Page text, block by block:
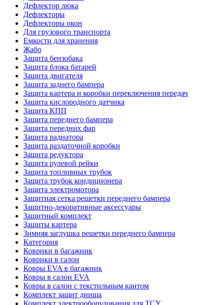
Дефлектор люка
Дефлекторы
Дефлекторы окон
Для грузового транспорта
Емкости для хранения
Жабо
Защита бензобака
Защита блока батарей
Защита двигателя
Защита заднего бампера
Защита картера и коробки переключения передач
Защита кислородного датчика
Защита КПП
Защита переднего бампера
Защита передних фар
Защита радиатора
Защита раздаточной коробки
Защита редуктора
Защита рулевой рейки
Защита топливных трубок
Защита трубок кондиционера
Защита электромотора
Защитная сетка решетки переднего бампера
Защитно-декоративные аксессуары
Защитный комплект
Защиты картера
Зимняя заглушка решетки переднего бампера
Категория
Коврики в багажник
Коврики в салон
Ковры EVA в багажник
Ковры в салон EVA
Ковры в салон с текстильным кантом
Комплект защит днища
Комплект электрооборудования для ТСУ